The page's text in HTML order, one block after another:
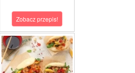
Zobacz przepis!